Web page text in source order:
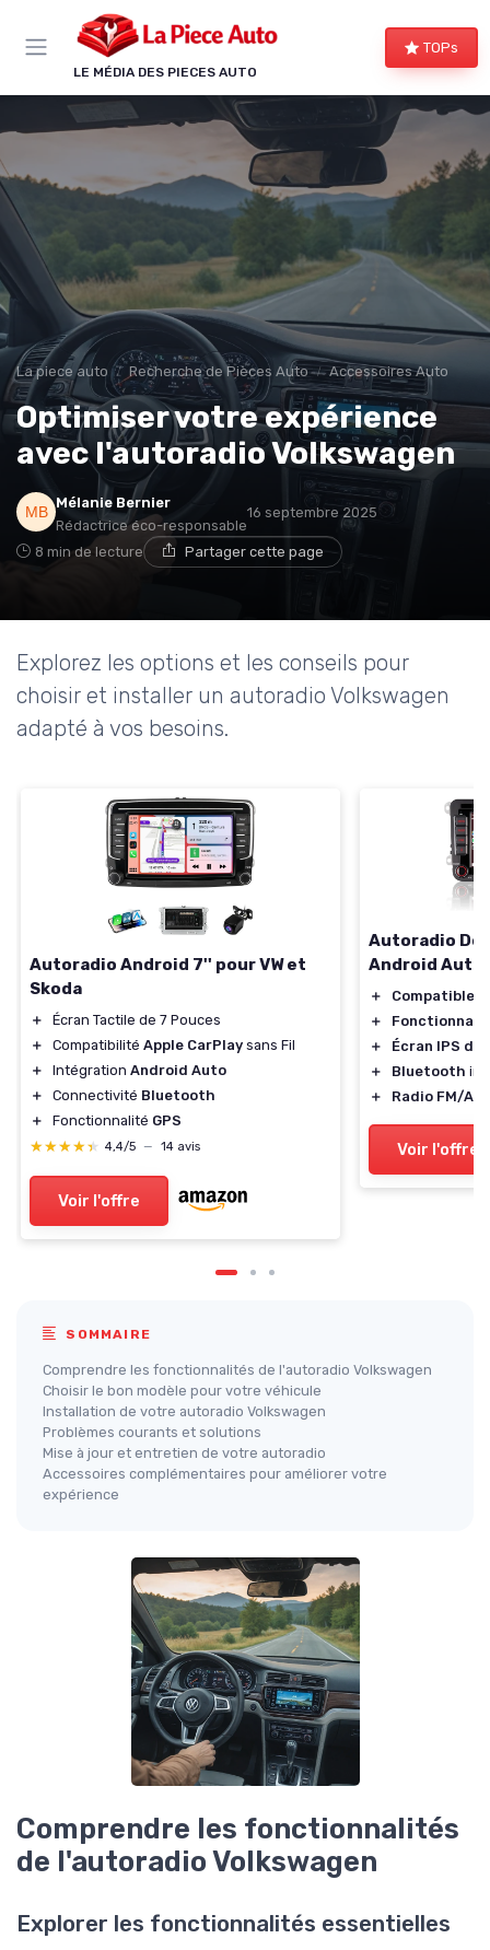
LE MÉDIA DES PIECES AUTO
TOPs
La piece auto Recherche de Pièces Auto Accessoires Auto
Optimiser votre expérience
avec l'autoradio Volkswagen
Mélanie Bernier
Rédactrice éco-responsable
16 septembre 2025
8 min de lecture Partager cette page
Explorez les options et les conseils pour
choisir et installer un autoradio Volkswagen
adapté à vos besoins.
Autoradio Android 7'' pour VW et
Skoda
＋
Écran Tactile de 7 Pouces
＋
Compatibilité Apple CarPlay sans Fil
＋
Intégration Android Auto
＋
Connectivité Bluetooth
＋
Fonctionnalité GPS
★★★★★
★★★★★ 4,4/5 — 14 avis
Voir l'offre
Autoradio
Android Auto
＋
Compatible
＋
＋
Écran IPS de
＋
Bluetooth
＋
Radio FM/AM
Voir l'offre
SOMMAIRE
Comprendre les fonctionnalités de l'autoradio Volkswagen
Choisir le bon modèle pour votre véhicule
Installation de votre autoradio Volkswagen
Problèmes courants et solutions
Mise à jour et entretien de votre autoradio
Accessoires complémentaires pour améliorer votre
expérience
Comprendre les fonctionnalités
de l'autoradio Volkswagen
Explorer les fonctionnalités essentielles
Panneau de gestion des cookies